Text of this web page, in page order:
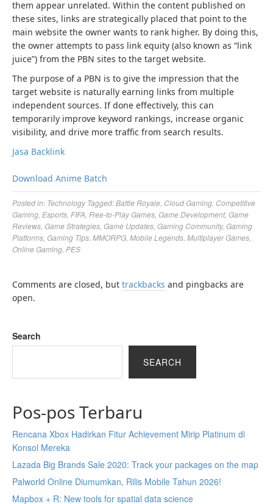
them appear unrelated. Within the content published on
these sites, links are strategically placed that point to the
main website the owner wants to rank higher. By doing this,
the owner attempts to pass link equity (also known as “link
juice”) from the PBN sites to the target website.
The purpose of a PBN is to give the impression that the
target website is naturally earning links from multiple
independent sources. If done effectively, this can
temporarily improve keyword rankings, increase organic
visibility, and drive more traffic from search results.
Jasa Backlink
Download Anime Batch
Posted in: Technology Tagged:Battle Royale Cloud Gaming Competitive
Gaming Esports FIFA Free-to-Play Games Game Development, Game
Reviews Game Strategies Game Updates Gaming Community, Gaming
Platforms Gaming Tips MMORPG Mobile Legends Multiplayer Games
Online Gaming PES
Comments are closed, but trackbacks and pingbacks are
open.
Search
SEARCH
Pos-pos Terbaru
Rencana Xbox Hadirkan Fitur Achievement Mirip Platinum di
Konsol Mereka
Lazada Big Brands Sale 2020: Track your packages on the map
Palworld Online Diumumkan, Rilis Mobile Tahun 2026!
Mapbox + R: New tools for spatial data science